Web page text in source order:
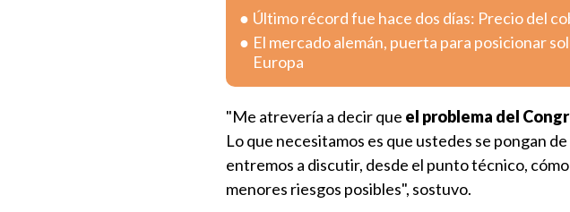
Último récord fue hace dos días: Precio del
El mercado alemán, puerta para posicionar
Europa
"Me atrevería a decir que el problema del
Lo que necesitamos es que ustedes se pongan
entremos a discutir, desde el punto técnico,
menores riesgos posibles", sostuvo.